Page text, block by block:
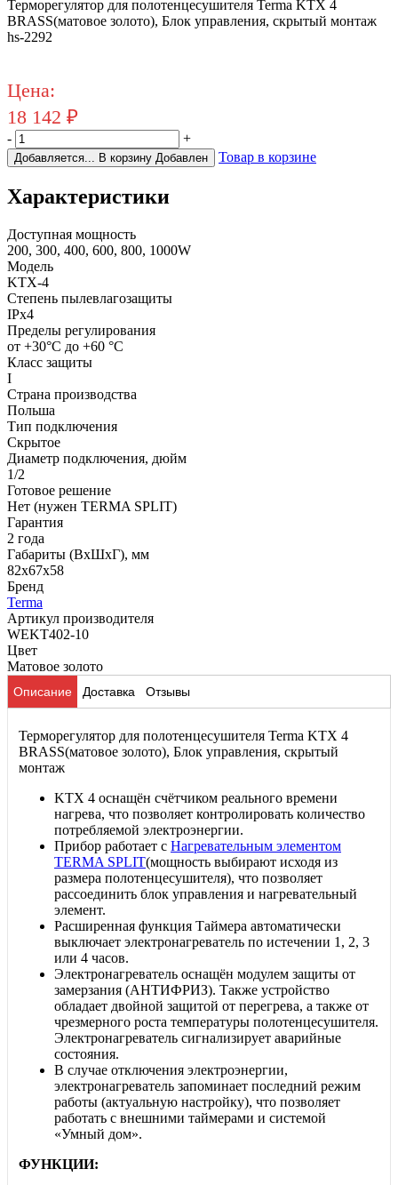
Терморегулятор для полотенцесушителя Terma KTX 4
BRASS(матовое золото), Блок управления, скрытый монтаж
hs-2292
Цена:
18 142 ₽
- +
Добавляется... В корзину Добавлен Товар в корзине
Характеристики
Доступная мощность
200, 300, 400, 600, 800, 1000W
Модель
KTX-4
Степень пылевлагозащиты
IPx4
Пределы регулирования
от +30°C до +60 °C
Класс защиты
I
Страна производства
Польша
Тип подключения
Скрытое
Диаметр подключения, дюйм
1/2
Готовое решение
Нет (нужен TERMA SPLIT)
Гарантия
2 года
Габариты (ВхШхГ), мм
82x67x58
Бренд
Terma
Артикул производителя
WEKT402-10
Цвет
Матовое золото
Описание Доставка Отзывы
Терморегулятор для полотенцесушителя Terma KTX 4
BRASS(матовое золото), Блок управления, скрытый
монтаж
KTX 4 оснащён счётчиком реального времени
нагрева, что позволяет контролировать количество
потребляемой электроэнергии.
Прибор работает с Нагревательным элементом
TERMA SPLIT(мощность выбирают исходя из
размера полотенцесушителя), что позволяет
рассоединить блок управления и нагревательный
элемент.
Расширенная функция Таймера автоматически
выключает электронагреватель по истечении 1, 2, 3
или 4 часов.
Электронагреватель оснащён модулем защиты от
замерзания (АНТИФРИЗ). Также устройство
обладает двойной защитой от перегрева, а также от
чрезмерного роста температуры полотенцесушителя.
Электронагреватель сигнализирует аварийные
состояния.
В случае отключения электроэнергии,
электронагреватель запоминает последний режим
работы (актуальную настройку), что позволяет
работать с внешними таймерами и системой
«Умный дом».
ФУНКЦИИ: